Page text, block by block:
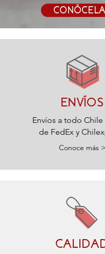
ENVÍOS
Envíos a todo Chile
de FedEx y
Conoce más >